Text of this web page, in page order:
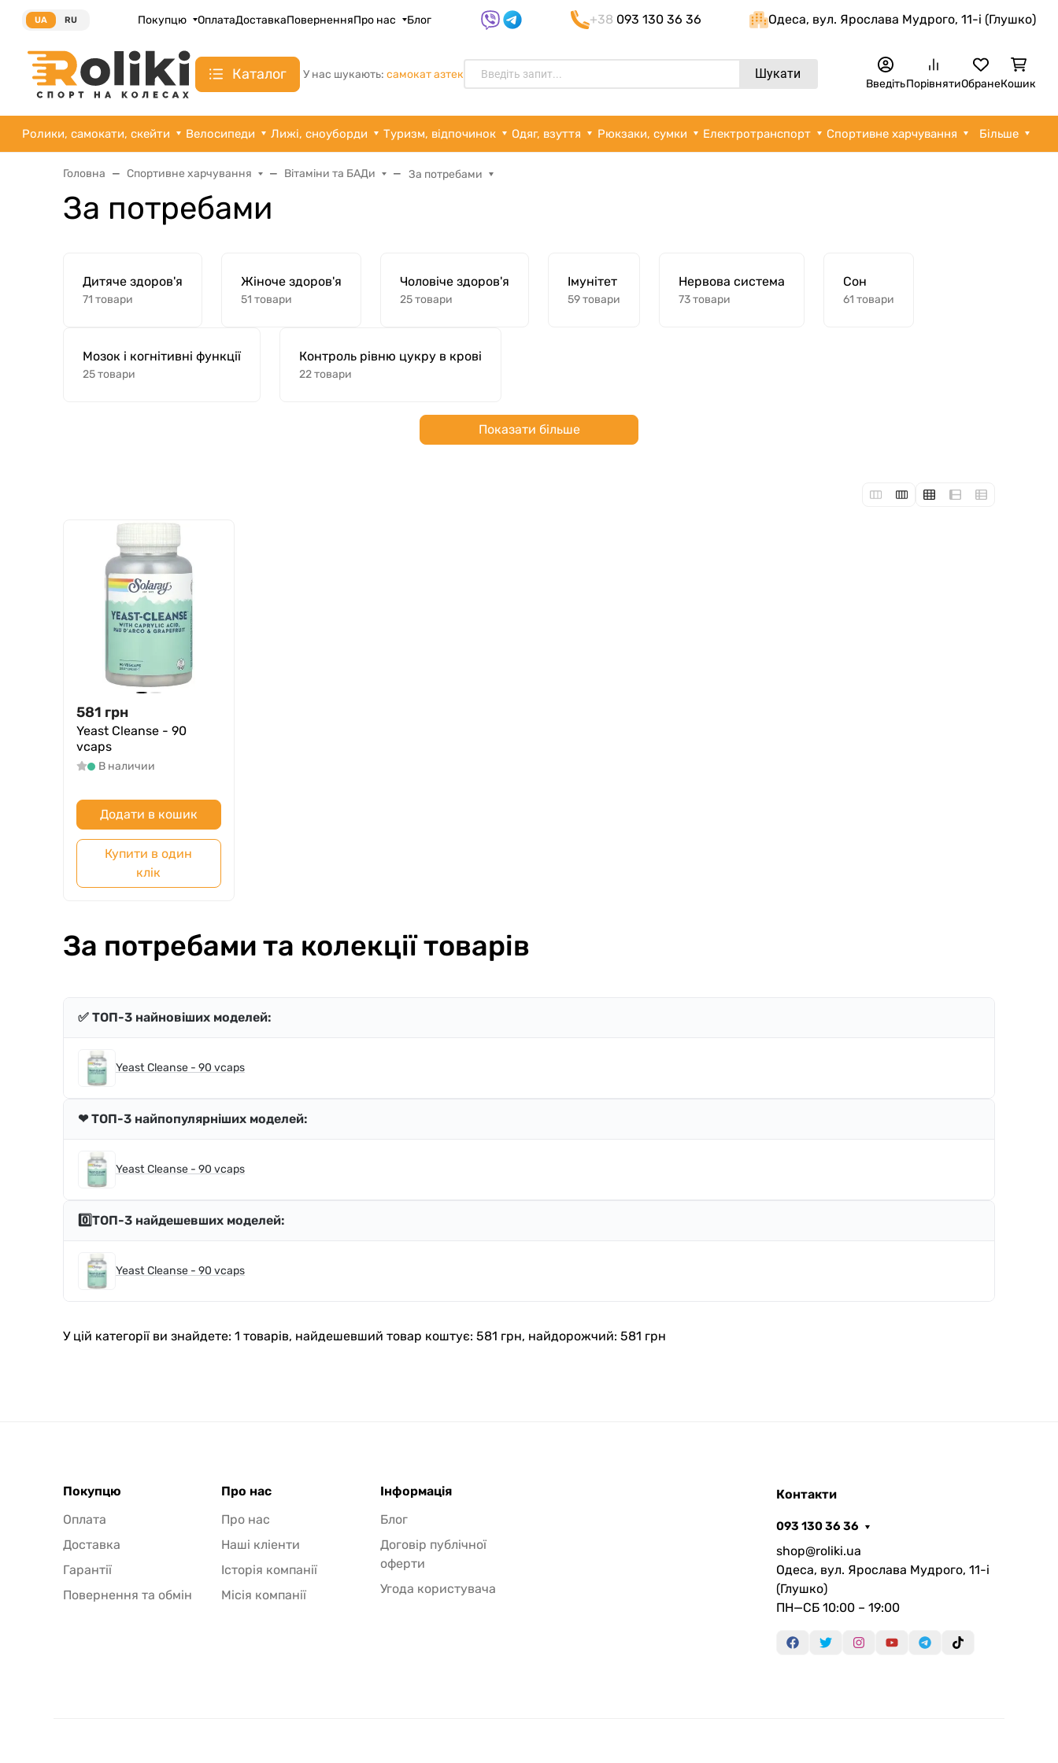
UA RU Покупцю ОплатаДоставкаПоверненняПро нас Блог +38 093 130 36 36 Одеса, вул. Ярослава Мудрого, 11-i (Глушко)
Каталог У нас шукають: самокат азтек Шукати
ВведітьПорівнятиОбранеКошик
Ролики, самокати, скейти Велосипеди Лижі, сноуборди Туризм, відпочинок Одяг, взуття Рюкзаки, сумки Електротранспорт Спортивне харчування Більше
Головна Спортивне харчування Вітаміни та БАДи За потребами
За потребами
Дитяче здоров'я
71 товари
Жіноче здоров'я
51 товари
Чоловіче здоров'я
25 товари
Імунітет
59 товари
Нервова система
73 товари
Сон
61 товари
Мозок і когнітивні функції
25 товари
Контроль рівню цукру в крові
22 товари
Показати більше
581 грн
Yeast Cleanse - 90
vcaps
В наличии
Додати в кошик
Купити в один
клік
За потребами та колекції товарів
✅ ТОП-3 найновіших моделей:
Yeast Cleanse - 90 vcaps
❤ ТОП-3 найпопулярніших моделей:
Yeast Cleanse - 90 vcaps
0️⃣ТОП-3 найдешевших моделей:
Yeast Cleanse - 90 vcaps
У цій категорії ви знайдете: 1 товарів, найдешевший товар коштує: 581 грн, найдорожчий: 581 грн
Покупцю
Оплата
Доставка
Гарантії
Повернення та обмін
Про нас
Про нас
Наші кліенти
Історія компанії
Місія компанії
Інформація
Блог
Договір публічної
оферти
Угода користувача
Контакти
093 130 36 36
shop@roliki.ua
Одеса, вул. Ярослава Мудрого, 11-i
(Глушко)
ПН—СБ 10:00 – 19:00